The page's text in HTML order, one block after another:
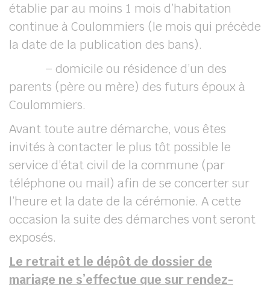
établie par au moins 1 mois d’habitation
continue à Coulommiers (le mois qui précède
la date de la publication des bans).
– domicile ou résidence d’un des
parents (père ou mère) des futurs époux à
Coulommiers.
Avant toute autre démarche, vous êtes
invités à contacter le plus tôt possible le
service d’état civil de la commune (par
téléphone ou mail) afin de se concerter sur
l’heure et la date de la cérémonie. A cette
occasion la suite des démarches vont seront
exposés.
Le retrait et le dépôt de dossier de
mariage ne s’effectue que sur rendez-